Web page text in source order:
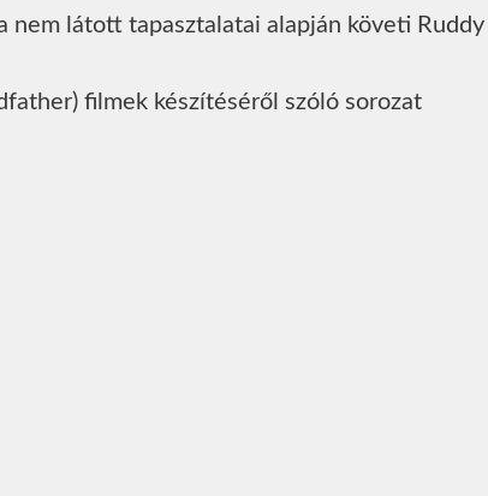
nem látott tapasztalatai alapján követi Ruddy
filmek készítéséről szóló sorozat